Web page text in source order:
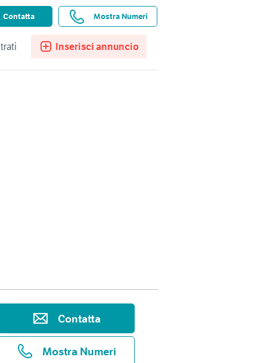
Ricerche salvate Preferiti
Inserisci annuncio
Contatta Mostra Numeri
Contatta
Mostra Numeri